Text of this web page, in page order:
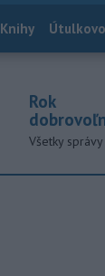
Knihy Útulkovo
Rok
Všetky správy